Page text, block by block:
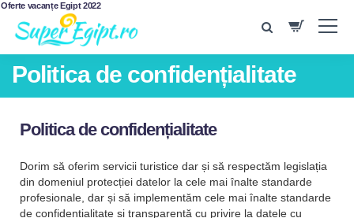
Oferte vacanțe Egipt 2022
Politica de confidențialitate
Politica de confidențialitate
Dorim să oferim servicii turistice dar și să respectăm legislația
din domeniul protecției datelor la cele mai înalte standarde
profesionale, dar și să implementăm cele mai înalte standarde
de confidențialitate și transparență cu privire la datele cu